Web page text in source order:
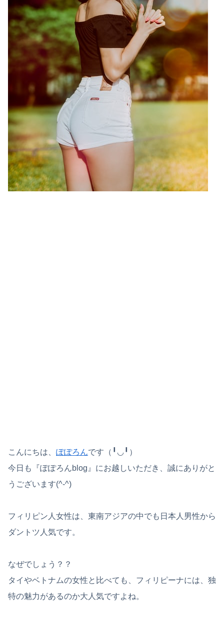
こんにちは、 ぽぽろんです（╹◡╹）
今日も『ぽぽろんblog』にお越しいただき、誠にありがと
うございます(^-^)
フィリピン人女性は、東南アジアの中でも日本人男性から
ダントツ人気です。
なぜでしょう？？
タイやベトナムの女性と比べても、フィリピーナには、独
特の魅力があるのか大人気ですよね。